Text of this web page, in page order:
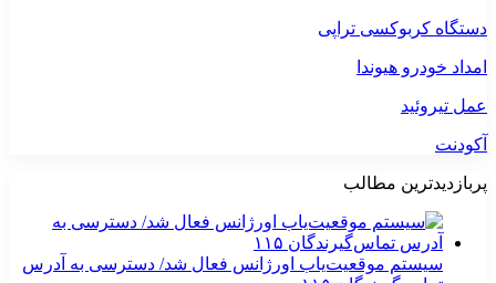
دستگاه کربوکسی تراپی
امداد خودرو هیوندا
عمل تیروئید
آکودنت
پربازدیدترین مطالب
سیستم موقعیت‌یاب اورژانس فعال شد/ دسترسی به آدرس